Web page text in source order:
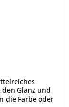
Glanz und
die Farbe oder